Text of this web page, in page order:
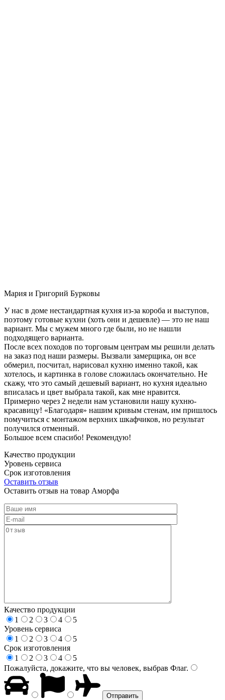
Мария и Григорий Бурковы
У нас в доме нестандартная кухня из-за короба и выступов,
поэтому готовые кухни (хоть они и дешевле) — это не наш
вариант. Мы с мужем много где были, но не нашли
подходящего варианта.
После всех походов по торговым центрам мы решили делать
на заказ под наши размеры. Вызвали замерщика, он все
обмерил, посчитал, нарисовал кухню именно такой, как
хотелось, и картинка в голове сложилась окончательно. Не
скажу, что это самый дешевый вариант, но кухня идеально
вписалась и цвет выбрала такой, как мне нравится.
Примерно через 2 недели нам установили нашу кухню-
красавицу! «Благодаря» нашим кривым стенам, им пришлось
помучиться с монтажом верхних шкафчиков, но результат
получился отменный.
Большое всем спасибо! Рекомендую!
Качество продукции
Уровень сервиса
Срок изготовления
Оставить отзыв
Оставить отзыв на товар Аморфа
Качество продукции
1
2 3 4
5
Уровень сервиса
1
2 3 4
5
Срок изготовления
1
2 3 4
5
Пожалуйста, докажите, что вы человек, выбрав Флаг.